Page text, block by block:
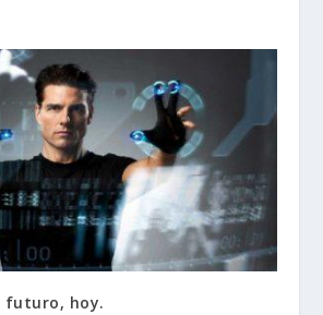
futuro, hoy.